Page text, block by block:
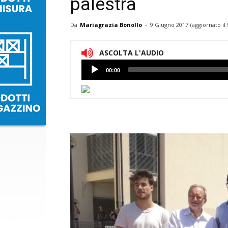
palestra
Da Mariagrazia Bonollo - 9 Giugno 2017 (aggiornato il
ASCOLTA L'AUDIO
Lettore
Audio
00:00